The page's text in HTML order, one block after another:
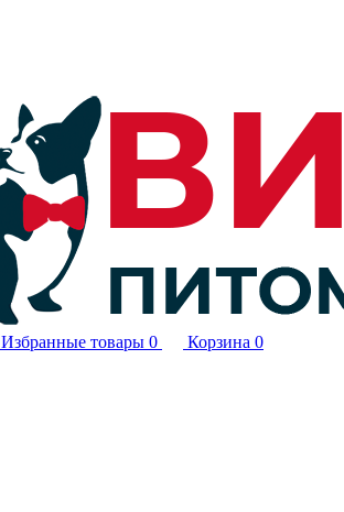
Избранные товары 0 Корзина 0